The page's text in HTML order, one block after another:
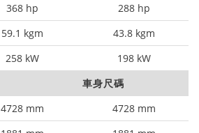
368 hp
288 hp
59.1 kgm
43.8 kgm
258 kW
198 kW
車身尺碼
4728 mm
4728 mm